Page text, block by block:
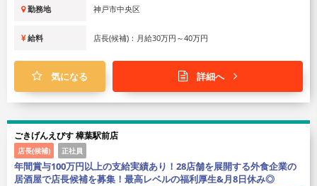
勤務地 神戸市中央区
給料 店長(候補)：月給30万円～40万円
気になる 詳細へ
ごきげんえびす 樟葉駅前店
店長(候補) 正社員
年間賞与100万円以上の支給実績あり！28店舗を展開する外食企業の
居酒屋で店長候補を募集！最高レベルの福利厚生&月8日休み◎